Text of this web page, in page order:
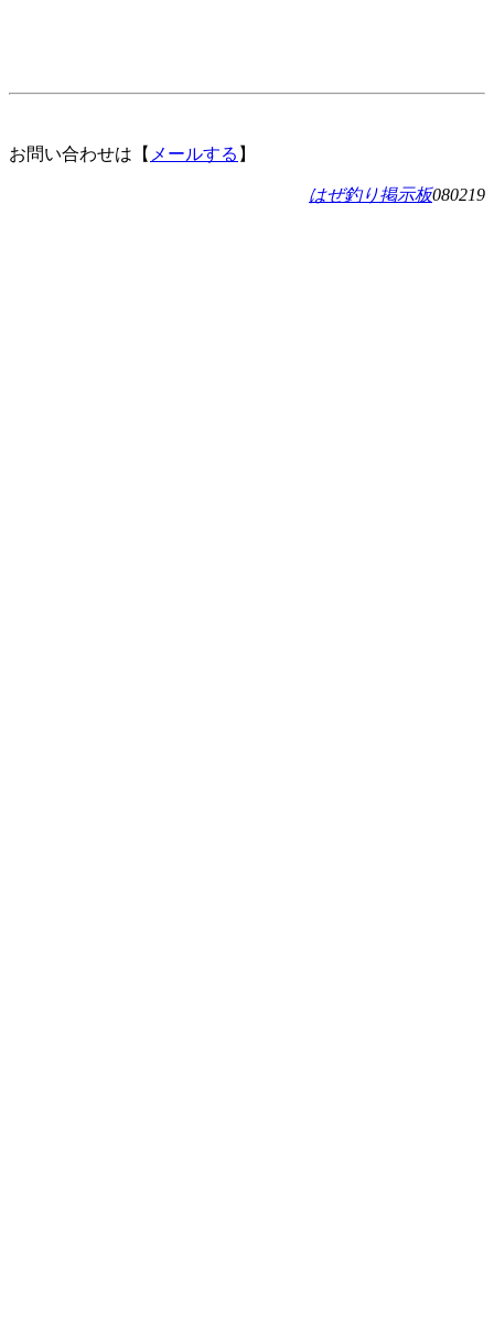
お問い合わせは【 メールする 】
はぜ釣り掲示板080219